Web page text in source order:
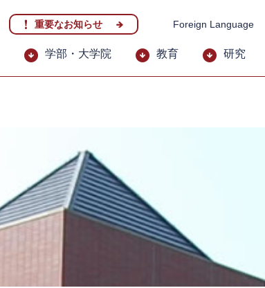
重要なお知らせ Foreign Language
学部・大学院 教育 研究